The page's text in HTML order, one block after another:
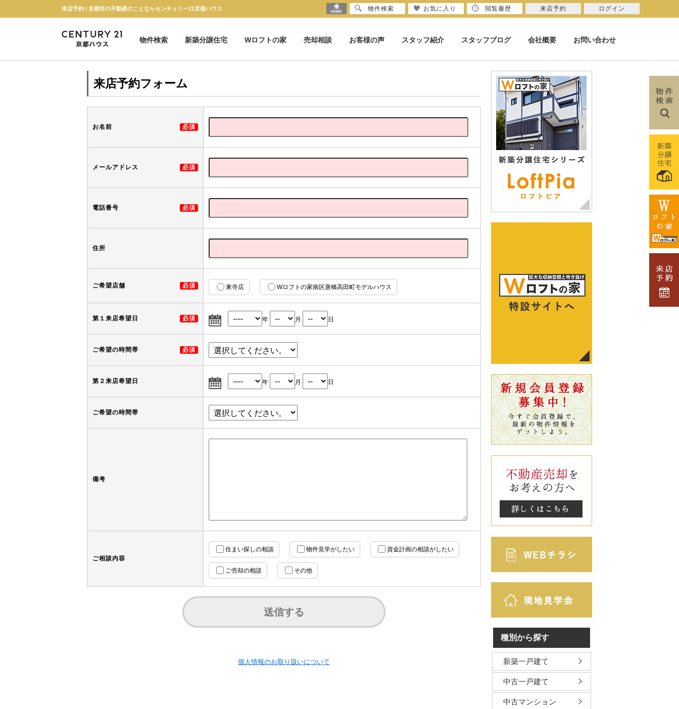
来店予約 | 京都市の不動産のことならセンチュリー21京都ハウス
物件検索
新築分譲住宅 Wロフトの家 売却相談 お客様の声 スタッフ紹介 スタッフブログ 会社概要 お問い合わせ
来店予約フォーム
お名前 必須
メールアドレス 必須
電話番号 必須
住所
ご希望店舗 必須 東寺店 Wロフトの家南区唐橋高田町モデルハウス
第１来店希望日 必須 年 月 日
ご希望の時間帯 必須
第２来店希望日 年 月 日
ご希望の時間帯
備考
ご相談内容
住まい探しの相談 物件見学がしたい 資金計画の相談がしたい
ご売却の相談 その他
送信する
個人情報のお取り扱いについて
種別から探す
新築一戸建て
中古一戸建て
中古マンション
物件検索 お気に入り 閲覧履歴 来店予約 ログイン